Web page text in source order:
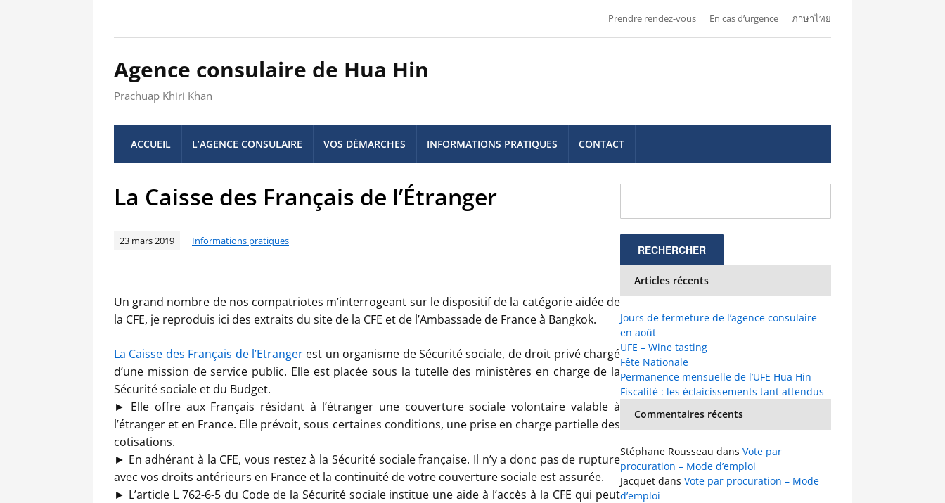
Prendre rendez-vous En cas d’urgence ภาษาไทย
Agence consulaire de Hua Hin
Prachuap Khiri Khan
ACCUEIL L’AGENCE CONSULAIRE VOS DÉMARCHES INFORMATIONS PRATIQUES CONTACT
La Caisse des Français de l’Étranger
23 mars 2019 Informations pratiques
Un grand nombre de nos compatriotes m’interrogeant sur le dispositif de la catégorie aidée de
la CFE, je reproduis ici des extraits du site de la CFE et de l’Ambassade de France à Bangkok.
La Caisse des Français de l’Etranger est un organisme de Sécurité sociale, de droit privé chargé
d’une mission de service public. Elle est placée sous la tutelle des ministères en charge de la
Sécurité sociale et du Budget.
► Elle offre aux Français résidant à l’étranger une couverture sociale volontaire valable à
l’étranger et en France. Elle prévoit, sous certaines conditions, une prise en charge partielle des
cotisations.
► En adhérant à la CFE, vous restez à la Sécurité sociale française. Il n’y a donc pas de rupture
avec vos droits antérieurs en France et la continuité de votre couverture sociale est assurée.
► L’article L 762-6-5 du Code de la Sécurité sociale institue une aide à l’accès à la CFE qui peut
Articles récents
Jours de fermeture de l’agence consulaire
en août
UFE – Wine tasting
Fête Nationale
Permanence mensuelle de l’UFE Hua Hin
Fiscalité : les éclaicissements tant attendus
Commentaires récents
Stéphane Rousseau dans Vote par
procuration – Mode d’emploi
Jacquet dans Vote par procuration – Mode
d’emploi